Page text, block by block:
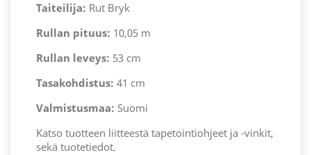
Taiteilija: Rut Bryk
Rullan pituus: 10,05 m
Rullan leveys: 53 cm
Tasakohdistus: 41 cm
Valmistusmaa: Suomi
Katso tuotteen liitteestä tapetointiohjeet ja -vinkit,
sekä tuotetiedot.